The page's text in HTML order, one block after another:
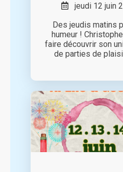
jeudi 12 juin
Des jeudis matins
humeur !
faire découvrir son
de parties de